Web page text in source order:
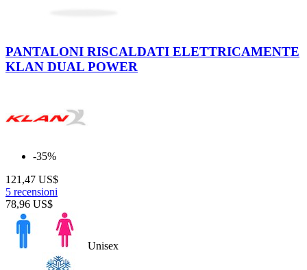
PANTALONI RISCALDATI ELETTRICAMENTE
KLAN DUAL POWER
-35%
121,47 US$
5 recensioni
78,96 US$
Unisex